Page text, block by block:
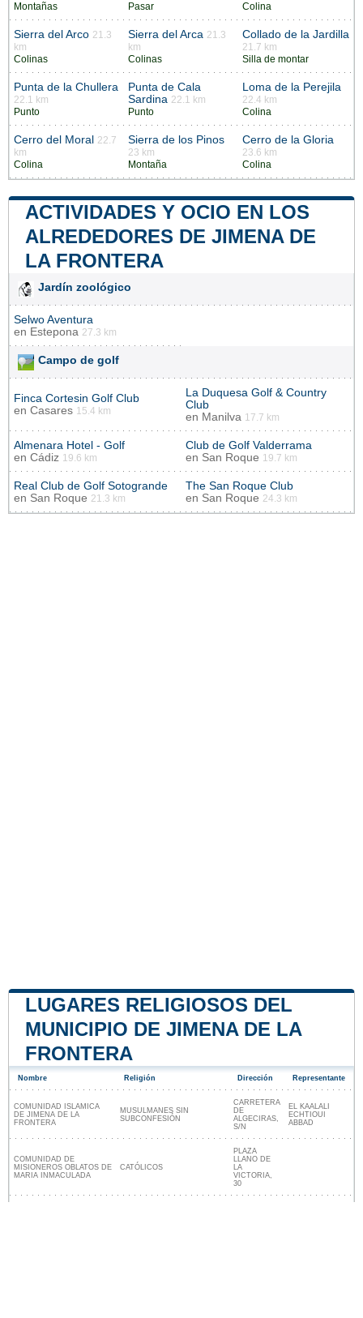
Montañas
Pasar
Colina
Sierra del Arco 21.3
km
Colinas
Sierra del Arca 21.3
km
Colinas
Collado de la Jardilla
21.7 km
Silla de montar
Punta de la Chullera
22.1 km
Punto
Punta de Cala
Sardina 22.1 km
Punto
Loma de la Perejila
22.4 km
Colina
Cerro del Moral 22.7
km
Colina
Sierra de los Pinos
23 km
Montaña
Cerro de la Gloria
23.6 km
Colina
ACTIVIDADES Y OCIO EN LOS
ALREDEDORES DE JIMENA DE
LA FRONTERA
Jardín zoológico
Selwo Aventura
en Estepona 27.3 km
Campo de golf
Finca Cortesin Golf Club
en Casares 15.4 km
La Duquesa Golf & Country
Club
en Manilva 17.7 km
Almenara Hotel - Golf
en Cádiz 19.6 km
Club de Golf Valderrama
en San Roque 19.7 km
Real Club de Golf Sotogrande
en San Roque 21.3 km
The San Roque Club
en San Roque 24.3 km
LUGARES RELIGIOSOS DEL
MUNICIPIO DE JIMENA DE LA
FRONTERA
Nombre Religión Dirección Representante
COMUNIDAD ISLAMICA
DE JIMENA DE LA
FRONTERA
MUSULMANES SIN
SUBCONFESIÓN
CARRETERA
DE
ALGECIRAS,
S/N
EL KAALALI
ECHTIOUI
ABBAD
COMUNIDAD DE
MISIONEROS OBLATOS DE
MARIA INMACULADA
CATÓLICOS
PLAZA
LLANO DE
LA
VICTORIA,
30